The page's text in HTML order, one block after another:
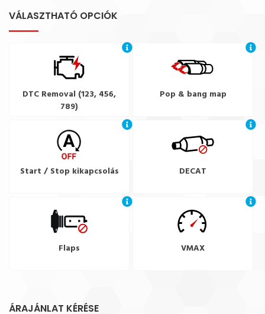
VÁLASZTHATÓ OPCIÓK
DTC Removal (123, 456,
789)
Pop & bang map
Start / Stop kikapcsolás DECAT
Flaps VMAX
ÁRAJÁNLAT KÉRÉSE